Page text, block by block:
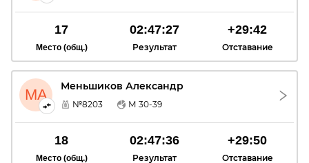
17
Место (общ.)
02:47:27
Результат
+29:42
Отставание
МА Меньшиков Александр
№8203 М 30-39
18
Место (общ.)
02:47:36
Результат
+29:50
Отставание